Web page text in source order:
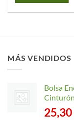
MÁS VENDIDOS
Bolsa
Cinturón
25,30